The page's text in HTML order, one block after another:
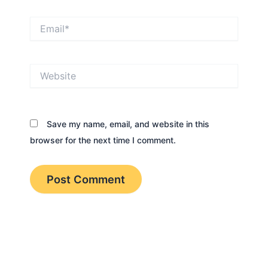
Save my name, email, and website in this
browser for the next time I comment.